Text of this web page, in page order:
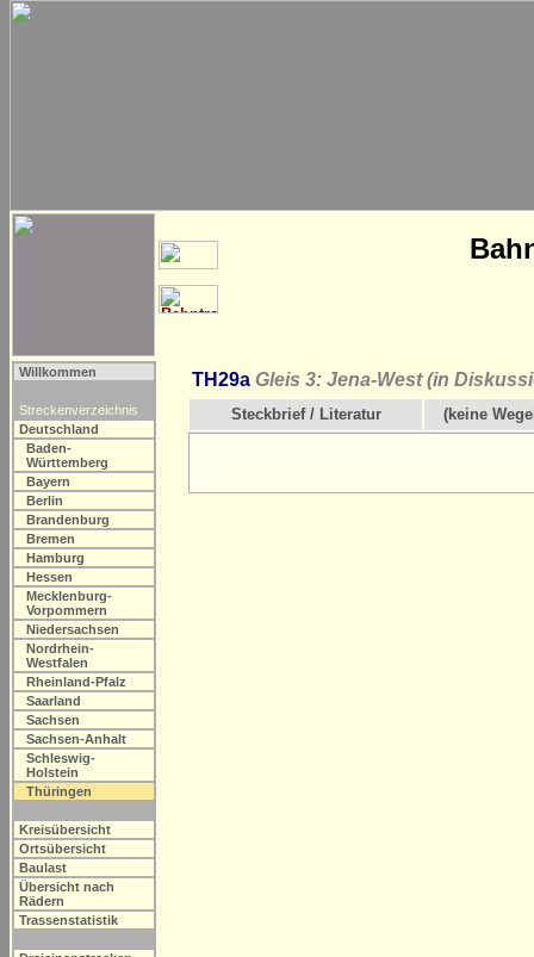
Willkommen
Streckenverzeichnis
Deutschland
Baden-
Württemberg
Bayern
Berlin
Brandenburg
Bremen
Hamburg
Hessen
Mecklenburg-
Vorpommern
Niedersachsen
Nordrhein-
Westfalen
Rheinland-Pfalz
Saarland
Sachsen
Sachsen-Anhalt
Schleswig-
Holstein
Thüringen
Kreisübersicht
Ortsübersicht
Baulast
Übersicht nach
Rädern
Trassenstatistik
TH29a Gleis 3: Jena-West (in
Steckbrief / Literatur (keine